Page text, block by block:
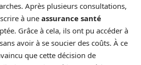
Après plusieurs consultations,
à une assurance santé
Grâce à cela, ils ont pu accéder à
avoir à se soucier des coûts. À ce
que cette décision de